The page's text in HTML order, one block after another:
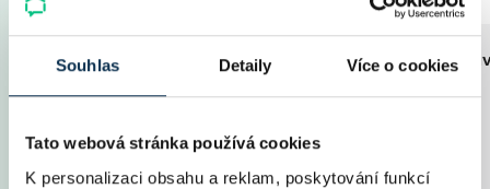
Souhlas Detaily Více o cookies
Tato webová stránka používá cookies
K personalizaci obsahu a reklam, poskytování funkcí
zobrazit více
Splatnost
30 let
Měs. splátka
8 231 Kč
Parametry
Výše úvěru
Úrok